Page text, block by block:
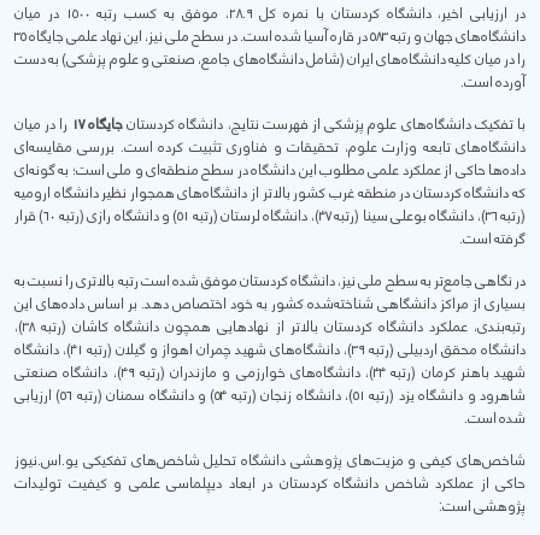
در ارزیابی اخیر، دانشگاه کردستان با نمره کل ۲۸.۹، موفق به کسب رتبه ۱۵۰۰ در میان
دانشگاه‌های جهان و رتبه ۵۸۳ در قاره آسیا شده است. در سطح ملی نیز، این نهاد علمی جایگاه ۳۵
را در میان کلیه دانشگاه‌های ایران (شامل دانشگاه‌های جامع، صنعتی و علوم پزشکی) به دست
آورده است.
با تفکیک دانشگاه‌های علوم پزشکی از فهرست نتایج، دانشگاه کردستانجایگاه ۱۷
را در میان
دانشگاه‌های تابعه وزارت علوم، تحقیقات و فناوری تثبیت کرده است. بررسی مقایسه‌ای
داده‌ها حاکی از عملکرد علمی مطلوب این دانشگاه در سطح منطقه‌ای و ملی است؛ به گونه‌ای
که دانشگاه کردستان در منطقه غرب کشور بالاتر از دانشگاه‌های همجوار نظیر دانشگاه ارومیه
(رتبه ۳۶)، دانشگاه بوعلی سینا (رتبه ۴۷)، دانشگاه لرستان (رتبه ۵۱) و دانشگاه رازی (رتبه ۶۰) قرار
گرفته است.
در نگاهی جامع‌تر به سطح ملی نیز، دانشگاه کردستان موفق شده است رتبه بالاتری را نسبت به
بسیاری از مراکز دانشگاهی شناخته‌شده کشور به خود اختصاص دهد. بر اساس داده‌های این
رتبه‌بندی، عملکرد دانشگاه کردستان بالاتر از نهادهایی همچون دانشگاه کاشان (رتبه ۳۸)،
دانشگاه محقق اردبیلی (رتبه ۳۹)، دانشگاه‌های شهید چمران اهواز و گیلان (رتبه ۴۱)، دانشگاه
شهید باهنر کرمان (رتبه ۴۴)، دانشگاه‌های خوارزمی و مازندران (رتبه ۴۹)، دانشگاه صنعتی
شاهرود و دانشگاه یزد (رتبه ۵۱)، دانشگاه زنجان (رتبه ۵۴) و دانشگاه سمنان (رتبه ۵۶) ارزیابی
شده است.
شاخص‌های کیفی و مزیت‌های پژوهشی دانشگاه تحلیل شاخص‌های تفکیکی یو.اس.نیوز
حاکی از عملکرد شاخص دانشگاه کردستان در ابعاد دیپلماسی علمی و کیفیت تولیدات
پژوهشی است: